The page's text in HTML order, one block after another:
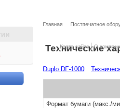
Карта сайта О
Главная Постпечатное
Технические
Duplo DF-1000
Формат бумаги (макс./